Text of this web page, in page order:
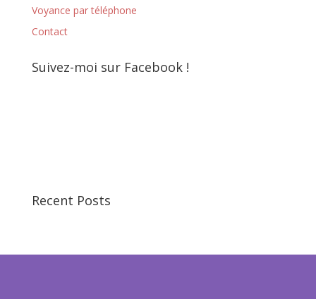
Voyance par téléphone
Contact
Suivez-moi sur Facebook !
Recent Posts